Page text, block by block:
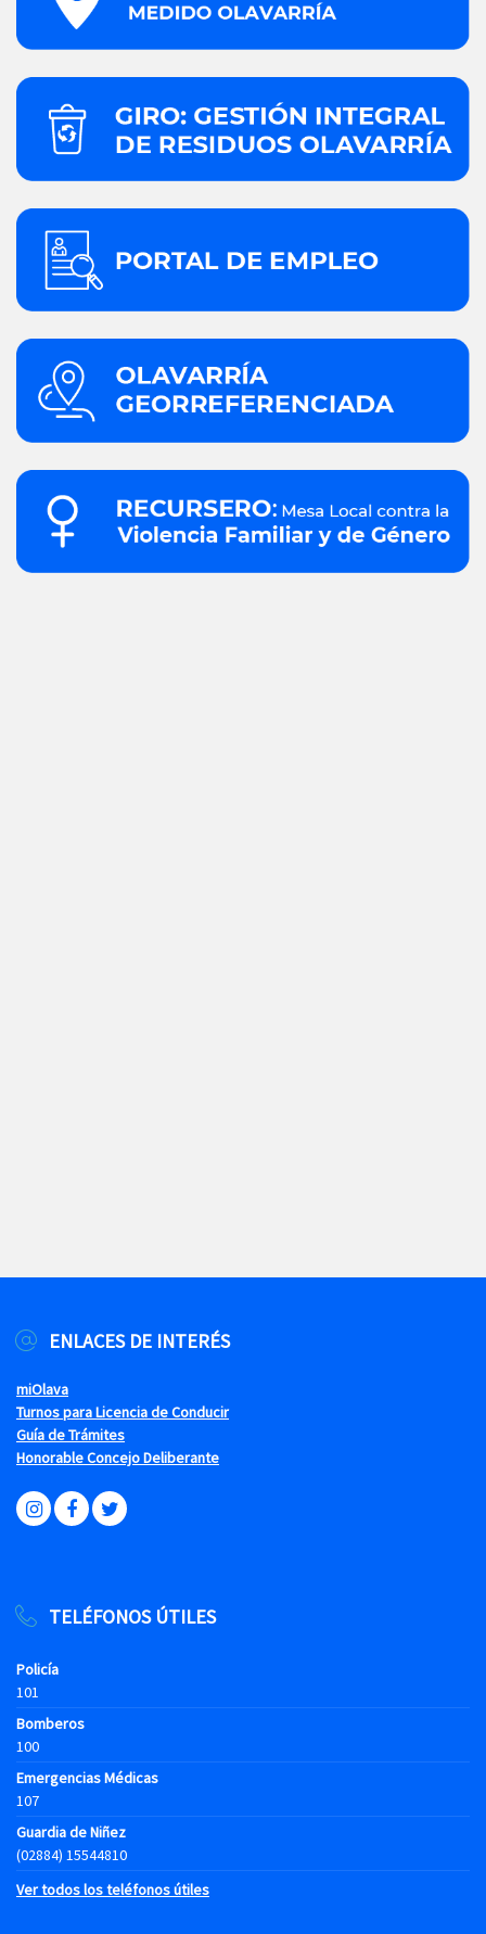
ENLACES DE INTERÉS
miOlava
Turnos para Licencia de Conducir
Guía de Trámites
Honorable Concejo Deliberante
TELÉFONOS ÚTILES
Policía
101
Bomberos
100
Emergencias Médicas
107
Guardia de Niñez
(02884) 15544810
Ver todos los teléfonos útiles